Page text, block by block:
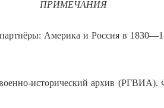
ПРИМЕЧАНИЯ
Америка и Россия в
военно-исторический архив